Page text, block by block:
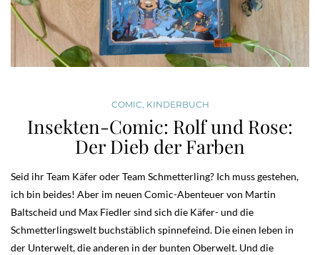
COMIC, KINDERBUCH
Insekten-Comic: Rolf und Rose:
Der Dieb der Farben
Seid ihr Team Käfer oder Team Schmetterling? Ich muss gestehen,
ich bin beides! Aber im neuen Comic-Abenteuer von Martin
Baltscheid und Max Fiedler sind sich die Käfer- und die
Schmetterlingswelt buchstäblich spinnefeind. Die einen leben in
der Unterwelt, die anderen in der bunten Oberwelt. Und die